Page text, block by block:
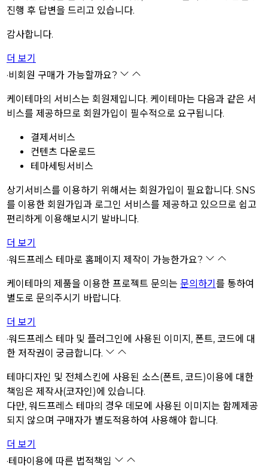
진행 후 답변을 드리고 있습니다.
감사합니다.
더 보기
·비회원 구매가 가능할까요?
케이테마의 서비스는 회원제입니다. 케이테마는 다음과 같은 서
비스를 제공하므로 회원가입이 필수적으로 요구됩니다.
결제서비스
컨텐츠 다운로드
테마세팅서비스
상기서비스를 이용하기 위해서는 회원가입이 필요합니다. SNS
를 이용한 회원가입과 로그인 서비스를 제공하고 있으므로 쉽고
편리하게 이용해보시기 발바니다.
더 보기
·워드프레스 테마로 홈페이지 제작이 가능한가요?
케이테마의 제품을 이용한 프로젝트 문의는 문의하기 를 통하여
별도로 문의주시기 바랍니다.
더 보기
·워드프레스 테마 및 플러그인에 사용된 이미지, 폰트, 코드에 대
한 저작권이 궁금합니다.
테마디자인 및 전체스킨에 사용된 소스(폰트, 코드)이용에 대한
책임은 제작사(코자인)에 있습니다.
다만, 워드프레스 테마의 경우 데모에 사용된 이미지는 함께제공
되지 않으며 구매자가 별도적용하여 사용해야 합니다.
더 보기
·테마이용에 따른 법적책임